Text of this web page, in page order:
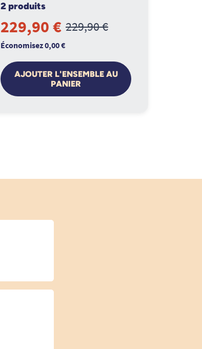
2 produits
229,90 € 229,90 €
Économisez 0,00 €
AJOUTER L'ENSEMBLE AU
PANIER